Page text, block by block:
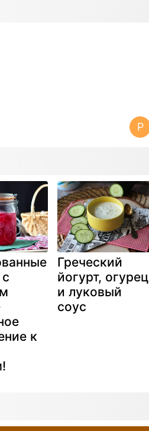
P
к
Греческий
йогурт, огурец
и луковый
соус